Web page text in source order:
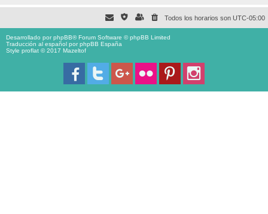
Todos los horarios son UTC-05:00
Desarrollado porphpBB® Forum Software © phpBB Limited
Traducción al español porphpBB España
Style proflat © 2017 Mazeltof